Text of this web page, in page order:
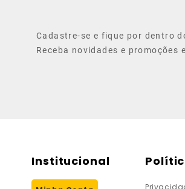
Cadastre-se e fique por dentro
Receba novidades e promoções
Institucional